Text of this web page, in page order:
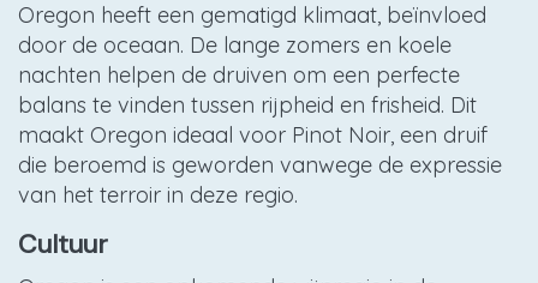
Oregon heeft een gematigd klimaat, beïnvloed
door de oceaan. De lange zomers en koele
nachten helpen de druiven om een perfecte
balans te vinden tussen rijpheid en frisheid. Dit
maakt Oregon ideaal voor Pinot Noir, een druif
die beroemd is geworden vanwege de expressie
van het terroir in deze regio.
Cultuur